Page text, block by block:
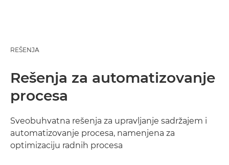
REŠENJA
Rešenja za automatizovanje
procesa
Sveobuhvatna rešenja za upravljanje sadržajem i
automatizovanje procesa, namenjena za
optimizaciju radnih procesa